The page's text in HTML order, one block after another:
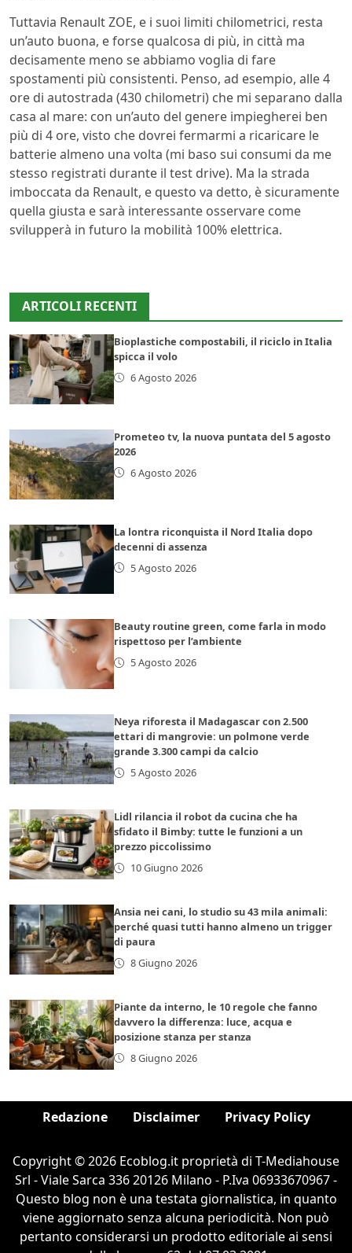
Tuttavia Renault ZOE, e i suoi limiti chilometrici, resta
un’auto buona, e forse qualcosa di più, in città ma
decisamente meno se abbiamo voglia di fare
spostamenti più consistenti. Penso, ad esempio, alle 4
ore di autostrada (430 chilometri) che mi separano dalla
casa al mare: con un’auto del genere impiegherei ben
più di 4 ore, visto che dovrei fermarmi a ricaricare le
batterie almeno una volta (mi baso sui consumi da me
stesso registrati durante il test drive). Ma la strada
imboccata da Renault, e questo va detto, è sicuramente
quella giusta e sarà interessante osservare come
svilupperà in futuro la mobilità 100% elettrica.
ARTICOLI RECENTI
Bioplastiche compostabili, il riciclo in Italia
spicca il volo
6 Agosto 2026
Prometeo tv, la nuova puntata del 5 agosto
2026
6 Agosto 2026
La lontra riconquista il Nord Italia dopo
decenni di assenza
5 Agosto 2026
Beauty routine green, come farla in modo
rispettoso per l’ambiente
5 Agosto 2026
Neya riforesta il Madagascar con 2.500
ettari di mangrovie: un polmone verde
grande 3.300 campi da calcio
5 Agosto 2026
Lidl rilancia il robot da cucina che ha
sfidato il Bimby: tutte le funzioni a un
prezzo piccolissimo
10 Giugno 2026
Ansia nei cani, lo studio su 43 mila animali:
perché quasi tutti hanno almeno un trigger
di paura
8 Giugno 2026
Piante da interno, le 10 regole che fanno
davvero la differenza: luce, acqua e
posizione stanza per stanza
8 Giugno 2026
Redazione Disclaimer Privacy Policy
Copyright © 2026 Ecoblog.it proprietà di T-Mediahouse
Srl - Viale Sarca 336 20126 Milano - P.Iva 06933670967 -
Questo blog non è una testata giornalistica, in quanto
viene aggiornato senza alcuna periodicità. Non può
pertanto considerarsi un prodotto editoriale ai sensi